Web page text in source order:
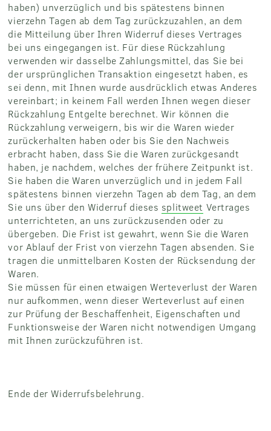
haben) unverzüglich und bis spätestens binnen
vierzehn Tagen ab dem Tag zurückzuzahlen, an dem
die Mitteilung über Ihren Widerruf dieses Vertrages
bei uns eingegangen ist. Für diese Rückzahlung
verwenden wir dasselbe Zahlungsmittel, das Sie bei
der ursprünglichen Transaktion eingesetzt haben, es
sei denn, mit Ihnen wurde ausdrücklich etwas Anderes
vereinbart; in keinem Fall werden Ihnen wegen dieser
Rückzahlung Entgelte berechnet. Wir können die
Rückzahlung verweigern, bis wir die Waren wieder
zurückerhalten haben oder bis Sie den Nachweis
erbracht haben, dass Sie die Waren zurückgesandt
haben, je nachdem, welches der frühere Zeitpunkt ist.
Sie haben die Waren unverzüglich und in jedem Fall
spätestens binnen vierzehn Tagen ab dem Tag, an dem
Sie uns über den Widerruf dieses splitweet Vertrages
unterrichteten, an uns zurückzusenden oder zu
übergeben. Die Frist ist gewahrt, wenn Sie die Waren
vor Ablauf der Frist von vierzehn Tagen absenden. Sie
tragen die unmittelbaren Kosten der Rücksendung der
Waren.
Sie müssen für einen etwaigen Werteverlust der Waren
nur aufkommen, wenn dieser Werteverlust auf einen
zur Prüfung der Beschaffenheit, Eigenschaften und
Funktionsweise der Waren nicht notwendigen Umgang
mit Ihnen zurückzuführen ist.
Ende der Widerrufsbelehrung.